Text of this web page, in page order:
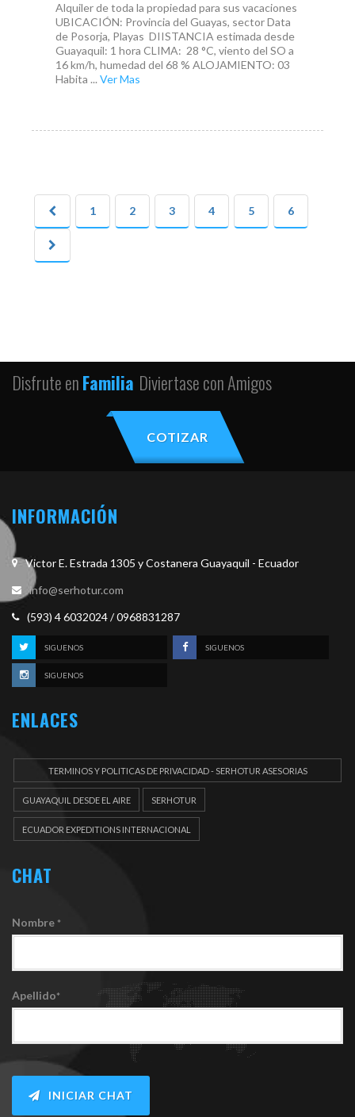
Alquiler de toda la propiedad para sus vacaciones
UBICACIÓN: Provincia del Guayas, sector Data
de Posorja, Playas DIISTANCIA estimada desde
Guayaquil: 1 hora CLIMA: 28 °C, viento del SO a
16 km/h, humedad del 68 % ALOJAMIENTO: 03
Habita ... Ver Mas
1 2 3 4 5 6
Disfrute enFamilia Diviertase con Amigos
COTIZAR
INFORMACIÓN
Victor E. Estrada 1305 y Costanera Guayaquil - Ecuador
info@serhotur.com
(593) 4 6032024 / 0968831287
SIGUENOS SIGUENOS
SIGUENOS
ENLACES
TERMINOS Y POLITICAS DE PRIVACIDAD - SERHOTUR ASESORIAS
GUAYAQUIL DESDE EL AIRE SERHOTUR
ECUADOR EXPEDITIONS INTERNACIONAL
CHAT
Nombre *
Apellido*
INICIAR CHAT